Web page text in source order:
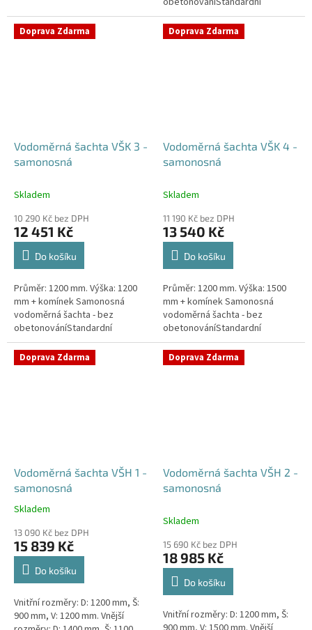
přání) Český výrobek! Pro
případné dotazy, či...
prostupy šachty DN32 (jiné na
přání) Český výrobek! Pro
případné dotazy, či...
Doprava Zdarma
Vodoměrná šachta VŠK 3 -
samonosná
Skladem
10 290 Kč bez DPH
12 451 Kč
Do košíku
Průměr: 1200 mm. Výška: 1200
mm + komínek Samonosná
vodoměrná šachta - bez
obetonováníStandardní
prostupy šachty DN32 (jiné na
přání) Doba dodání 10-14 dní.
Český výrobek!...
Doprava Zdarma
Vodoměrná šachta VŠK 4 -
samonosná
Skladem
11 190 Kč bez DPH
13 540 Kč
Do košíku
Průměr: 1200 mm. Výška: 1500
mm + komínek Samonosná
vodoměrná šachta - bez
obetonováníStandardní
prostupy šachty DN32 (jiné na
přání) Doba dodání 10-14 dní.
Český výrobek!...
Doprava Zdarma
Vodoměrná šachta VŠH 1 -
samonosná
Průměrné
produktu
je
4,6
hvězdiček.
Skladem
13 090 Kč bez DPH
15 839 Kč
Do košíku
Vnitřní rozměry: D: 1200 mm, Š:
900 mm, V: 1200 mm. Vnější
Doprava Zdarma
Vodoměrná šachta VŠH 2 -
samonosná
Skladem
15 690 Kč bez DPH
18 985 Kč
Do košíku
Vnitřní rozměry: D: 1200 mm, Š: